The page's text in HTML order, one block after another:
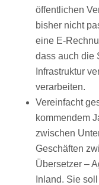
öffentlichen
bisher nicht
eine E-
dass auch die
Infrastruktur
verarbeiten.
Vereinfacht
kommendem
zwischen
Geschäften
Übersetzer –
Inland. Sie